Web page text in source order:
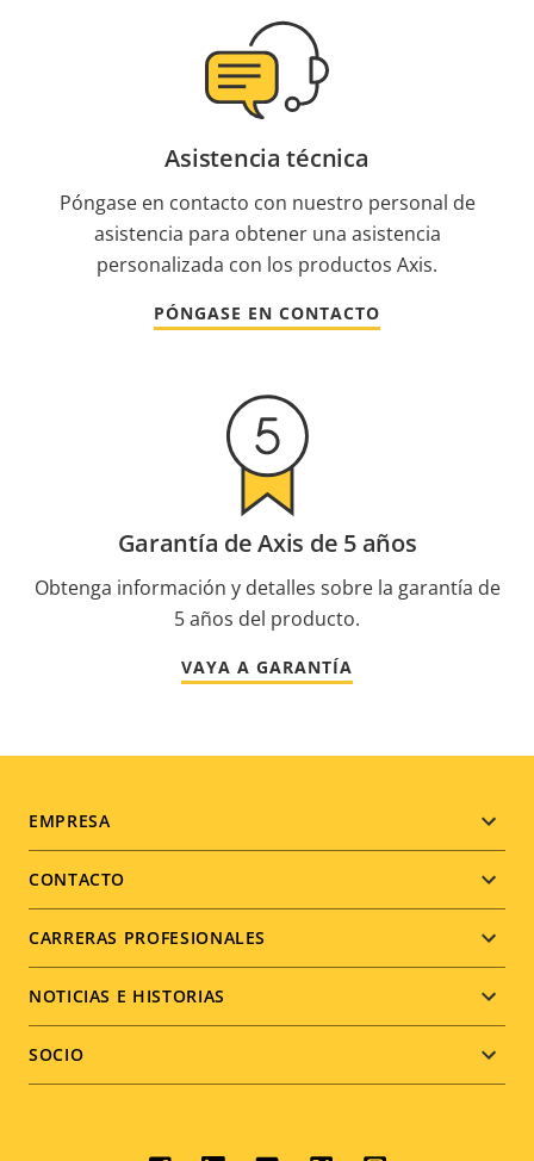
Asistencia técnica
Póngase en contacto con nuestro personal de
asistencia para obtener una asistencia
personalizada con los productos Axis.
PÓNGASE EN CONTACTO
Garantía de Axis de 5 años
Obtenga información y detalles sobre la garantía de
5 años del producto.
VAYA A GARANTÍA
Footer
menu
EMPRESA
CONTACTO
CARRERAS PROFESIONALES
NOTICIAS E HISTORIAS
SOCIO